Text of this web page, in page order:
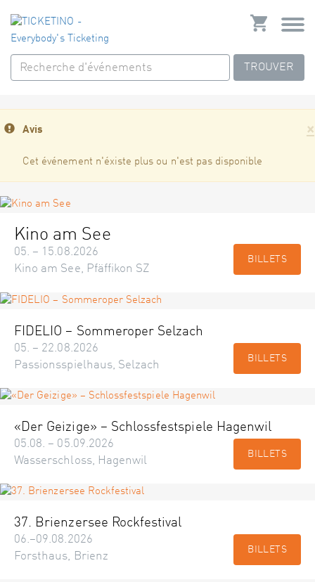
TROUVER
×
Avis
Cet événement n'éxiste plus ou n'est pas disponible
Kino am See
05. – 15.08.2026
Kino am See, Pfäffikon SZ
BILLETS
FIDELIO – Sommeroper Selzach
05. – 22.08.2026
Passionsspielhaus, Selzach
BILLETS
«Der Geizige» – Schlossfestspiele Hagenwil
05.08. – 05.09.2026
Wasserschloss, Hagenwil
BILLETS
37. Brienzersee Rockfestival
06.–09.08.2026
Forsthaus, Brienz
BILLETS